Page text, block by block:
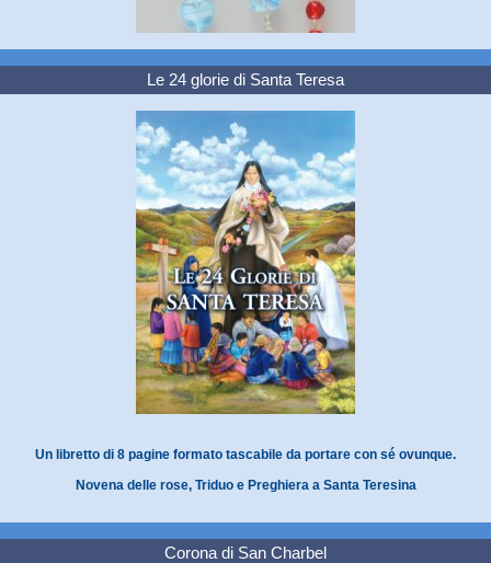
Le 24 glorie di Santa Teresa
Un libretto di 8 pagine formato tascabile da portare con sé ovunque.
Novena delle rose, Triduo e Preghiera a Santa Teresina
Corona di San Charbel